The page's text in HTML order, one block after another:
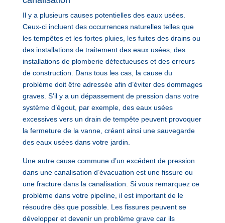
Il y a plusieurs causes potentielles des eaux usées.
Ceux-ci incluent des occurrences naturelles telles que
les tempêtes et les fortes pluies, les fuites des drains ou
des installations de traitement des eaux usées, des
installations de plomberie défectueuses et des erreurs
de construction. Dans tous les cas, la cause du
problème doit être adressée afin d’éviter des dommages
graves. S’il y a un dépassement de pression dans votre
système d’égout, par exemple, des eaux usées
excessives vers un drain de tempête peuvent provoquer
la fermeture de la vanne, créant ainsi une sauvegarde
des eaux usées dans votre jardin.
Une autre cause commune d’un excédent de pression
dans une canalisation d’évacuation est une fissure ou
une fracture dans la canalisation. Si vous remarquez ce
problème dans votre pipeline, il est important de le
résoudre dès que possible. Les fissures peuvent se
développer et devenir un problème grave car ils